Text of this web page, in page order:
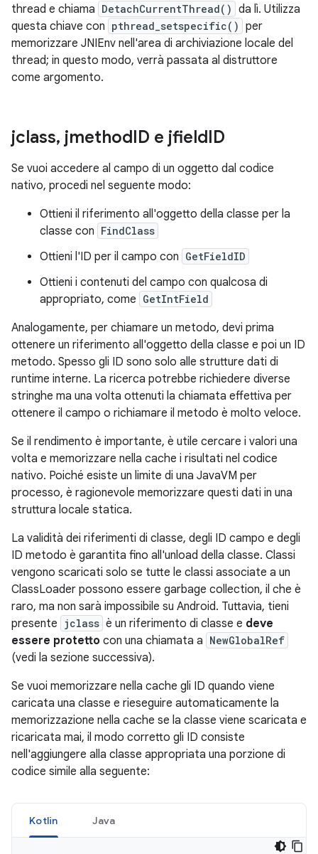
thread e chiama DetachCurrentThread() da lì. Utilizza
questa chiave con pthread_setspecific() per
memorizzare JNIEnv nell'area di archiviazione locale del
thread; in questo modo, verrà passata al distruttore
come argomento.
jclass, jmethodID e jfieldID
Se vuoi accedere al campo di un oggetto dal codice
nativo, procedi nel seguente modo:
Ottieni il riferimento all'oggetto della classe per la
classe con FindClass
Ottieni l'ID per il campo con GetFieldID
Ottieni i contenuti del campo con qualcosa di
appropriato, come GetIntField
Analogamente, per chiamare un metodo, devi prima
ottenere un riferimento all'oggetto della classe e poi un ID
metodo. Spesso gli ID sono solo alle strutture dati di
runtime interne. La ricerca potrebbe richiedere diverse
stringhe ma una volta ottenuti la chiamata effettiva per
ottenere il campo o richiamare il metodo è molto veloce.
Se il rendimento è importante, è utile cercare i valori una
volta e memorizzare nella cache i risultati nel codice
nativo. Poiché esiste un limite di una JavaVM per
processo, è ragionevole memorizzare questi dati in una
struttura locale statica.
La validità dei riferimenti di classe, degli ID campo e degli
ID metodo è garantita fino all'unload della classe. Classi
vengono scaricati solo se tutte le classi associate a un
ClassLoader possono essere garbage collection, il che è
raro, ma non sarà impossibile su Android. Tuttavia, tieni
presente jclass è un riferimento di classe e deve
essere protetto con una chiamata a NewGlobalRef
(vedi la sezione successiva).
Se vuoi memorizzare nella cache gli ID quando viene
caricata una classe e rieseguire automaticamente la
memorizzazione nella cache se la classe viene scaricata e
ricaricata mai, il modo corretto gli ID consiste
nell'aggiungere alla classe appropriata una porzione di
codice simile alla seguente:
Kotlin Java